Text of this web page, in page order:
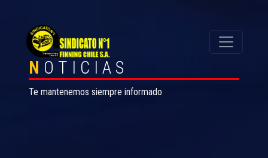
N OTICIAS
Te mantenemos siempre informado